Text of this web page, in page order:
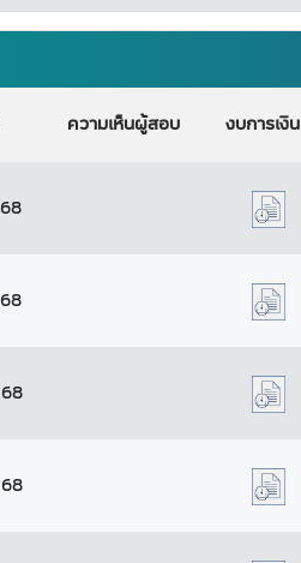
ความเห็นผู้สอบ งบการเงิน